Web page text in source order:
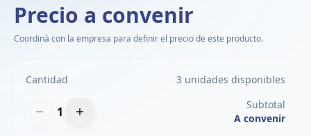
Precio a convenir
Coordiná con la empresa para definir el precio de este producto.
Cantidad 3 unidades disponibles
1
Subtotal
A convenir